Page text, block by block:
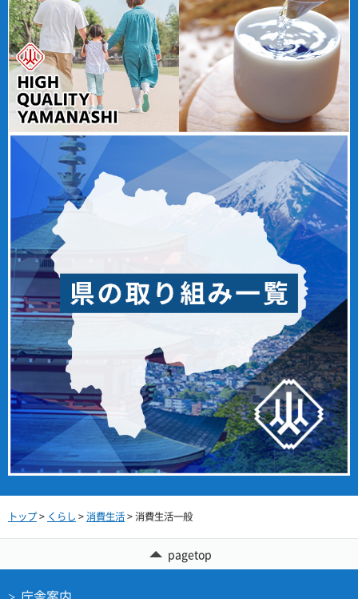
トップ> くらし >消費生活> 消費生活一般
pagetop